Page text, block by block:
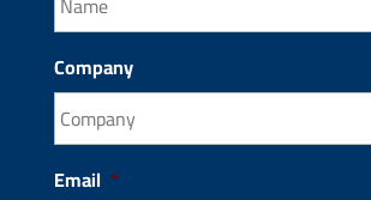
Company
Email *